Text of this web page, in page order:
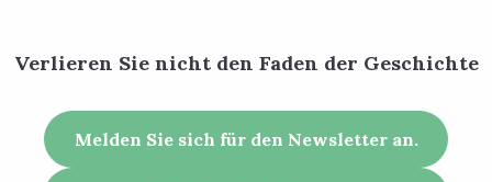
Verlieren Sie nicht den Faden der Geschichte
Melden Sie sich für den Newsletter an.